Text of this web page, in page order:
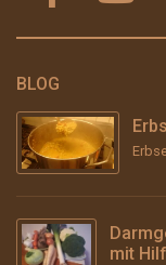
BLOG
mit